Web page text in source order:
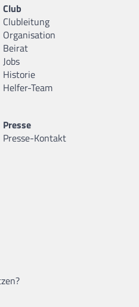
Club
Clubleitung
Organisation
Beirat
Jobs
Historie
Helfer-Team
Presse
Presse-Kontakt